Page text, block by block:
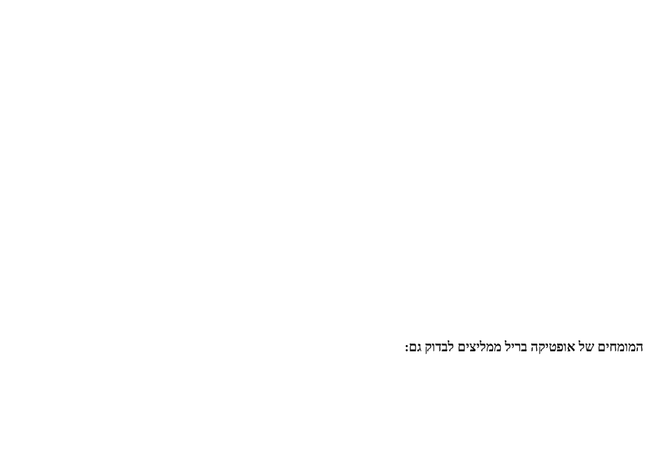
המומחים שלאופטיקה ברילממליצים לבדוק גם: